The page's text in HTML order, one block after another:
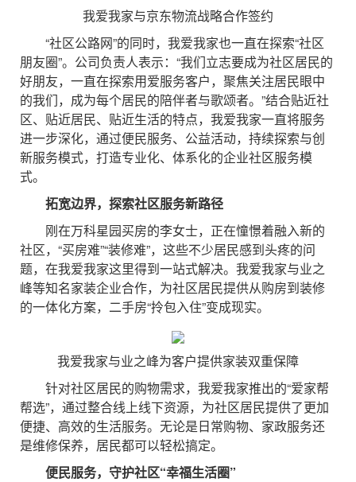
我爱我家与京东物流战略合作签约
“社区公路网”的同时，我爱我家也一直在探索“社区
朋友圈”。公司负责人表示：“我们立志要成为社区居民的
好朋友，一直在探索用爱服务客户，聚焦关注居民眼中
的我们，成为每个居民的陪伴者与歌颂者。”结合贴近社
区、贴近居民、贴近生活的特点，我爱我家一直将服务
进一步深化，通过便民服务、公益活动，持续探索与创
新服务模式，打造专业化、体系化的企业社区服务模
式。
拓宽边界，探索社区服务新路径
刚在万科星园买房的李女士，正在憧憬着融入新的
社区，“买房难”“装修难”，这些不少居民感到头疼的问
题，在我爱我家这里得到一站式解决。我爱我家与业之
峰等知名家装企业合作，为社区居民提供从购房到装修
的一体化方案，二手房“拎包入住”变成现实。
我爱我家与业之峰为客户提供家装双重保障
针对社区居民的购物需求，我爱我家推出的“爱家帮
帮选”，通过整合线上线下资源，为社区居民提供了更加
便捷、高效的生活服务。无论是日常购物、家政服务还
是维修保养，居民都可以轻松搞定。
便民服务，守护社区“幸福生活圈”